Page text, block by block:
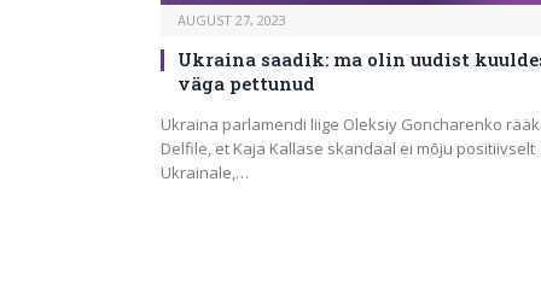
AUGUST 27, 2023
Ukraina saadik: ma olin uudist
väga pettunud
Ukraina parlamendi liige Oleksiy Goncharenko
Delfile, et Kaja Kallase skandaal ei mõju positiivselt
Ukrainale,…
Valimiste järel jäävad Eesti